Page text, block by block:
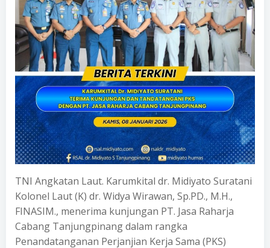
TNI Angkatan Laut. Karumkital dr. Midiyato Suratani
Kolonel Laut (K) dr. Widya Wirawan, Sp.PD., M.H.,
FINASIM., menerima kunjungan PT. Jasa Raharja
Cabang Tanjungpinang dalam rangka
Penandatanganan Perjanjian Kerja Sama (PKS)